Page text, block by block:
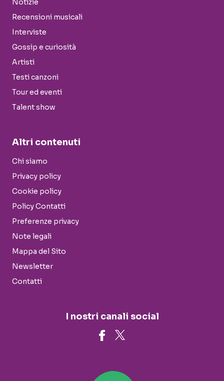
Notizie
Recensioni musicali
Interviste
Gossip e curiosità
Artisti
Testi canzoni
Tour ed eventi
Talent show
Altri contenuti
Chi siamo
Privacy policy
Cookie policy
Policy Contatti
Preferenze privacy
Note legali
Mappa del Sito
Newsletter
Contatti
I nostri canali social